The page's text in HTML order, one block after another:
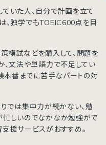
いた人、自分で計画を立て
、独学でもTOEIC600点を目
模試などを購入して、問題を
、文法や単語力で不足してい
本番までに苦手なパートの対
りでは集中力が続かない、勉
忙しいのでなかなか勉強がで
援サービスがおすすめ。